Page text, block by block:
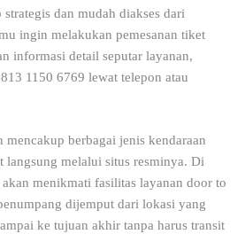
dan mudah diakses dari
ingin melakukan pemesanan tiket
informasi detail seputar layanan,
1150 6769 lewat telepon atau
berbagai jenis kendaraan
langsung melalui situs resminya. Di
menikmati fasilitas layanan door to
dijemput dari lokasi yang
ke tujuan akhir tanpa harus transit